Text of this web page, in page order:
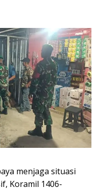
menjaga situasi
Koramil 1406-